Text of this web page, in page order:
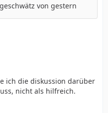
von gestern
ich die diskussion darüber
nicht als hilfreich.